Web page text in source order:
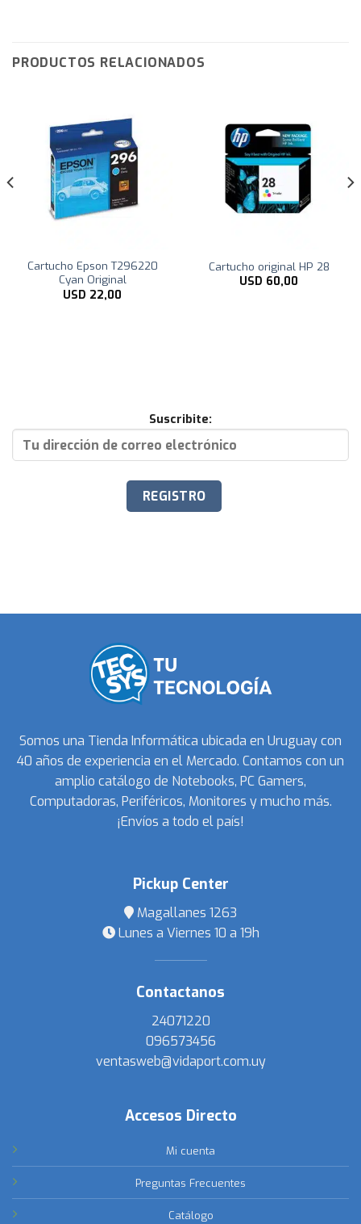
PRODUCTOS RELACIONADOS
Cartucho Epson T296220
Cyan Original
USD 22,00
Cartucho original HP 28
USD 60,00
Suscribite:
Somos una Tienda Informática ubicada en Uruguay con
40 años de experiencia en el Mercado. Contamos con un
amplio catálogo de Notebooks, PC Gamers,
Computadoras, Periféricos, Monitores y mucho más.
¡Envíos a todo el país!
Pickup Center
Magallanes 1263
Lunes a Viernes 10 a 19h
Contactanos
24071220
096573456
ventasweb@vidaport.com.uy
Accesos Directo
Mi cuenta
Preguntas Frecuentes
Catálogo